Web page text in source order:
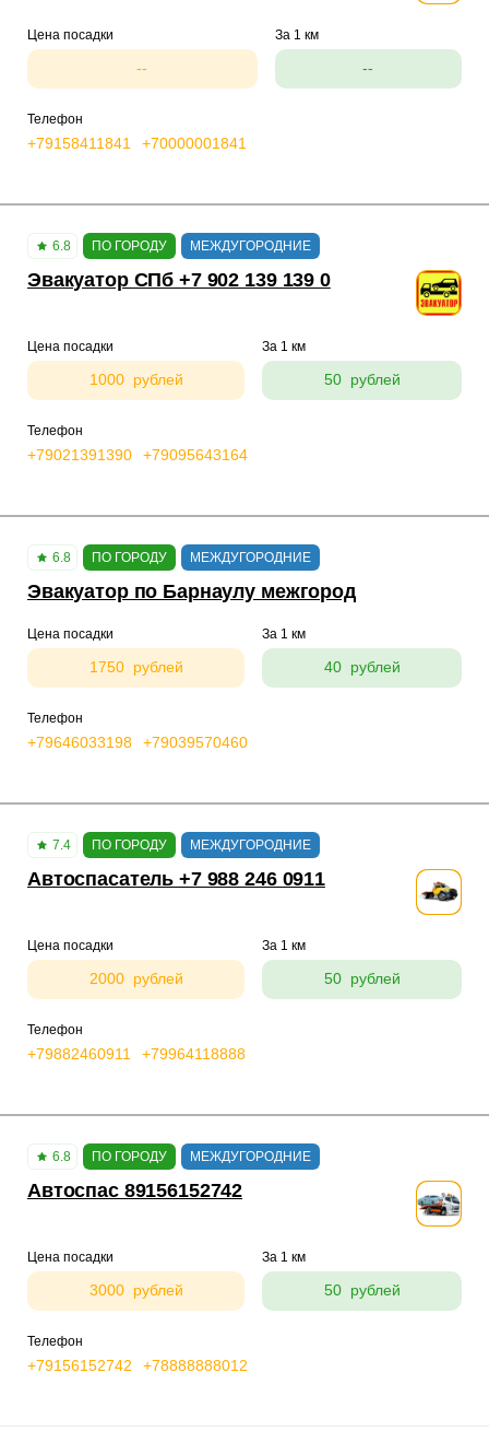
Цена посадки
--
За 1 км
--
Телефон
+79158411841 +70000001841
6.8 ПО ГОРОДУ МЕЖДУГОРОДНИЕ
Эвакуатор СПб +7 902 139 139 0
Цена посадки
1000 рублей
За 1 км
50 рублей
Телефон
+79021391390 +79095643164
6.8 ПО ГОРОДУ МЕЖДУГОРОДНИЕ
Эвакуатор по Барнаулу межгород
Цена посадки
1750 рублей
За 1 км
40 рублей
Телефон
+79646033198 +79039570460
7.4 ПО ГОРОДУ МЕЖДУГОРОДНИЕ
Автоспасатель +7 988 246 0911
Цена посадки
2000 рублей
За 1 км
50 рублей
Телефон
+79882460911 +79964118888
6.8 ПО ГОРОДУ МЕЖДУГОРОДНИЕ
Автоспас 89156152742
Цена посадки
3000 рублей
За 1 км
50 рублей
Телефон
+79156152742 +78888888012